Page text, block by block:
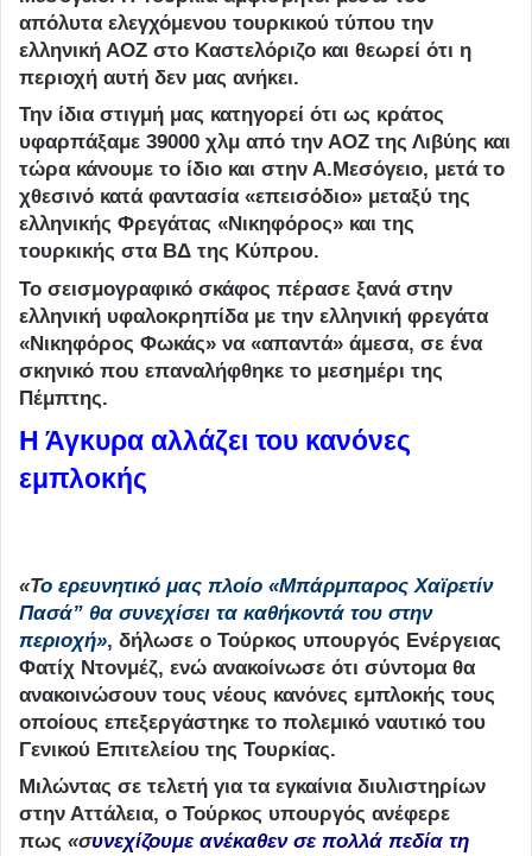
απόλυτα ελεγχόμενου τουρκικού τύπου την
ελληνική ΑΟΖ στο Καστελόριζο και θεωρεί ότι η
περιοχή αυτή δεν μας ανήκει.
Την ίδια στιγμή μας κατηγορεί ότι ως κράτος
υφαρπάξαμε 39000 χλμ από την ΑΟΖ της Λιβύης και
τώρα κάνουμε το ίδιο και στην Α.Μεσόγειο, μετά το
χθεσινό κατά φαντασία «επεισόδιο» μεταξύ της
ελληνικής Φρεγάτας «Νικηφόρος» και της
τουρκικής στα ΒΔ της Κύπρου.
To σεισμογραφικό σκάφος πέρασε ξανά στην
ελληνική υφαλοκρηπίδα με την ελληνική φρεγάτα
«Νικηφόρος Φωκάς» να «απαντά» άμεσα, σε ένα
σκηνικό που επαναλήφθηκε το μεσημέρι της
Πέμπτης.
Η Άγκυρα αλλάζει του κανόνες
εμπλοκής
«Το ερευνητικό μας πλοίο «Μπάρμπαρος Χαϊρετίν
Πασά” θα συνεχίσει τα καθήκοντά του στην
περιοχή», δήλωσε ο Τούρκος υπουργός Ενέργειας
Φατίχ Ντονμέζ, ενώ ανακοίνωσε ότι σύντομα θα
ανακοινώσουν τους νέους κανόνες εμπλοκής τους
οποίους επεξεργάστηκε το πολεμικό ναυτικό του
Γενικού Επιτελείου της Τουρκίας.
Μιλώντας σε τελετή για τα εγκαίνια διυλιστηρίων
στην Αττάλεια, ο Τούρκος υπουργός ανέφερε
πως «συνεχίζουμε ανέκαθεν σε πολλά πεδία τη